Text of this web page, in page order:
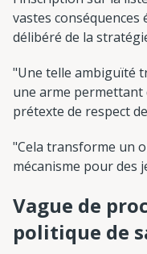
vastes
délibéré de la
"Une telle ambiguïté
une arme
prétexte de respect
"Cela transforme un
mécanisme pour des
Vague de
politique de